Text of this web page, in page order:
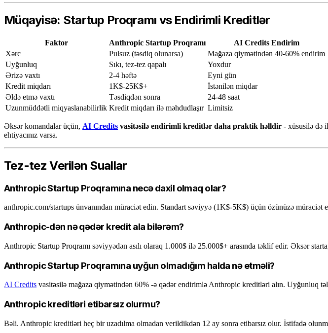
Müqayisə: Startup Proqramı vs Endirimli Kreditlər
Faktor Anthropic Startup Proqramı
AI Credits Endirim
Xərc
Pulsuz (təsdiq olunarsa)
Mağaza qiymətindən 40-60% endirim
Uyğunluq
Sıkı, tez-tez qapalı
Yoxdur
Ərizə vaxtı
2-4 həftə
Eyni gün
Kredit miqdarı
1K$-25K$+
İstənilən miqdar
Əldə etmə vaxtı
Təsdiqdən sonra
24-48 saat
Uzunmüddətli miqyaslanabilirlik Kredit miqdarı ilə məhdudlaşır Limitsiz
Əksər komandalar üçün, AI Credits vasitəsilə endirimli kreditlər daha praktik həlldir - xüsusilə də
ehtiyacınız varsa.
Tez-tez Verilən Suallar
Anthropic Startup Proqramına necə daxil olmaq olar?
anthropic.com/startups ünvanından müraciət edin. Standart səviyyə (1K$-5K$) üçün özünüzə
Anthropic-dən nə qədər kredit ala bilərəm?
Anthropic Startup Proqramı səviyyədən asılı olaraq 1.000$ ilə 25.000$+ arasında təklif edir. Əksər
Anthropic Startup Proqramına uyğun olmadığım halda nə etməli?
AI Credits vasitəsilə mağaza qiymətindən 60% -ə qədər endirimlə Anthropic kreditləri alın. Uyğunluq
Anthropic kreditləri etibarsız olurmu?
Bəli. Anthropic kreditləri heç bir uzadılma olmadan verildikdən 12 ay sonra etibarsız olur. İstifadə